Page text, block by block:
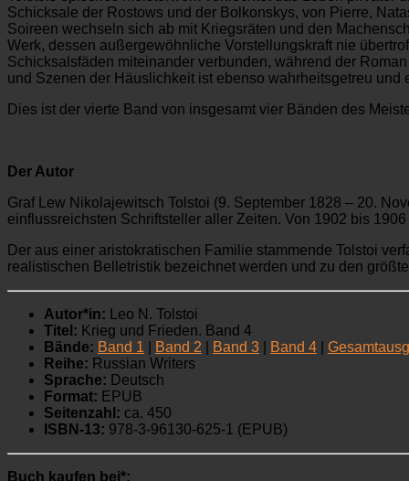
Schicksale der Rostows und der Bolkonskys, von Pierre,
Soireen wechseln sich ab mit Kriegsräten und den
Werk, dessen außergewöhnliche Vorstellungskraft nie
Schicksalsfäden miteinander verbunden, während der
und Szenen der Häuslichkeit ist ebenso wahrheitsgetreu
Dies ist der vierte Band von insgesamt vier Bänden des
Der Autor
Graf Lew Nikolajewitsch Tolstoi (9. September 1828 – 20.
einflussreichsten Schriftsteller aller Zeiten. Von 1902 bis
Der aus einer aristokratischen Familie stammende Tolstoi
realistischen Belletristik bezeichnet werden und zu den
Autor*in:
Leo N. Tolstoi
Titel: Krieg und Frieden. Band 4
Bände: Band 1 Band 2 Band 3 Band 4
Reihe: Russian Writers
Sprache: Deutsch
Format: EPUB
Seitenzahl: ca. 450
ISBN-13: 978-3-96130-625-1 (EPUB)
Buch kaufen bei*: